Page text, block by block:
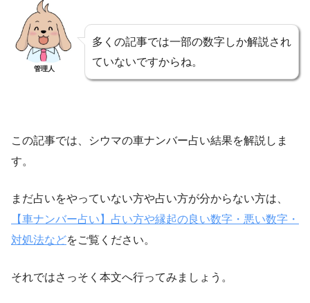
管理人
多くの記事では一部の数字しか解説され
ていないですからね。
この記事では、シウマの車ナンバー占い結果を解説しま
す。
まだ占いをやっていない方や占い方が分からない方は、
【車ナンバー占い】占い方や縁起の良い数字・悪い数字・
対処法などをご覧ください。
それではさっそく本文へ行ってみましょう。